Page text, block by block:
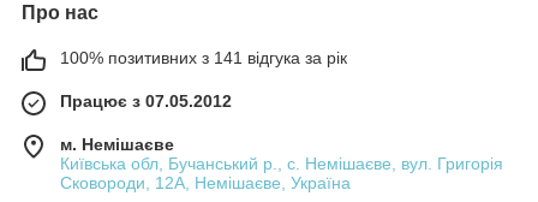
Про нас
100% позитивних з 141 відгука за рік
Працює з 07.05.2012
м. Немішаєве
Київська обл, Бучанський р., с. Немішаєве, вул. Григорія
Сковороди, 12А, Немішаєве, Україна